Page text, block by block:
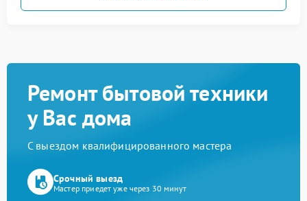
Ремонт бытовой техники
у Вас дома
С выездом квалифицированного мастера
Срочный выезд
Мастер приедет уже через 30 минут